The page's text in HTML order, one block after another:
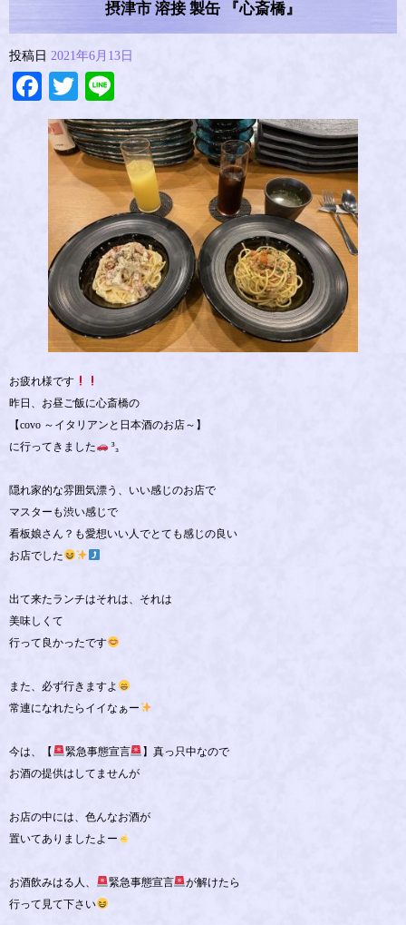
摂津市 溶接 製缶 『心斎橋』
投稿日 2021年6月13日
Facebook
Twitter
お疲れ様です
昨日、お昼ご飯に心斎橋の
【covo ～イタリアンと日本酒のお店～】
に行ってきました
³₃
隠れ家的な雰囲気漂う、いい感じのお店で
マスターも渋い感じで
看板娘さん？も愛想いい人でとても感じの良い
お店でした
出て来たランチはそれは、それは
美味しくて
行って良かったです
また、必ず行きますよ
常連になれたらイイなぁー
今は、【 緊急事態宣言
】真っ只中なので
お酒の提供はしてませんが
お店の中には、色んなお酒が
置いてありましたよー
お酒飲みはる人、 緊急事態宣言
が解けたら
行って見て下さい